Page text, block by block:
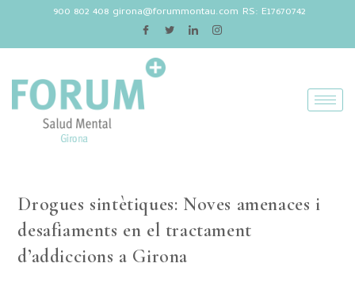
900 802 408 girona@forummontau.com RS: E17670742
Drogues sintètiques: Noves amenaces i
desafiaments en el tractament
d’addiccions a Girona